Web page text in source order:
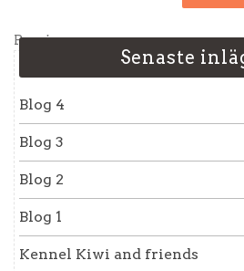
Previous
Post
Previous
Senaste
Blog 4
Blog 3
Blog 2
Blog 1
Kennel Kiwi and friends